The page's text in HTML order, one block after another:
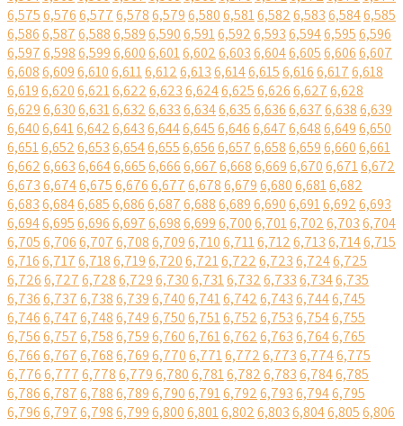
6,5756,5766,5776,5786,5796,5806,5816,5826,5836,5846,585
6,5866,5876,5886,5896,5906,5916,5926,5936,5946,5956,596
6,5976,5986,5996,6006,6016,6026,6036,6046,6056,6066,607
6,6086,6096,6106,6116,6126,6136,6146,6156,6166,6176,618
6,6196,6206,6216,6226,6236,6246,6256,6266,6276,628
6,6296,6306,6316,6326,6336,6346,6356,6366,6376,6386,639
6,6406,6416,6426,6436,6446,6456,6466,6476,6486,6496,650
6,6516,6526,6536,6546,6556,6566,6576,6586,6596,6606,661
6,6626,6636,6646,6656,6666,6676,6686,6696,6706,6716,672
6,6736,6746,6756,6766,6776,6786,6796,6806,6816,682
6,6836,6846,6856,6866,6876,6886,6896,6906,6916,6926,693
6,6946,6956,6966,6976,6986,6996,7006,7016,7026,7036,704
6,7056,7066,7076,7086,7096,7106,7116,7126,7136,7146,715
6,7166,7176,7186,7196,7206,7216,7226,7236,7246,725
6,7266,7276,7286,7296,7306,7316,7326,7336,7346,735
6,7366,7376,7386,7396,7406,7416,7426,7436,7446,745
6,7466,7476,7486,7496,7506,7516,7526,7536,7546,755
6,7566,7576,7586,7596,7606,7616,7626,7636,7646,765
6,7666,7676,7686,7696,7706,7716,7726,7736,7746,775
6,7766,7776,7786,7796,7806,7816,7826,7836,7846,785
6,7866,7876,7886,7896,7906,7916,7926,7936,7946,795
6,7966,7976,7986,7996,8006,8016,8026,8036,8046,8056,806